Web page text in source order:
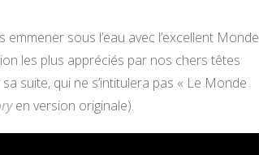
emmener sous l’eau avec l’excellent Monde
les plus appréciés par nos chers têtes
suite, qui ne s’intitulera pas « Le Monde
en version originale).